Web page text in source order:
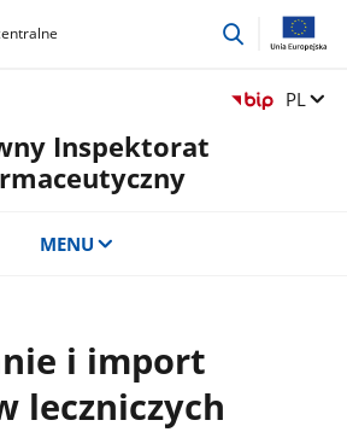
przejdź
Zmień
PL
Inspektorat
MENU
i import
leczniczych